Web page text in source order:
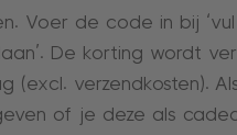
Voer de code in bij
De korting wordt
(excl. verzendkosten).
of je deze als